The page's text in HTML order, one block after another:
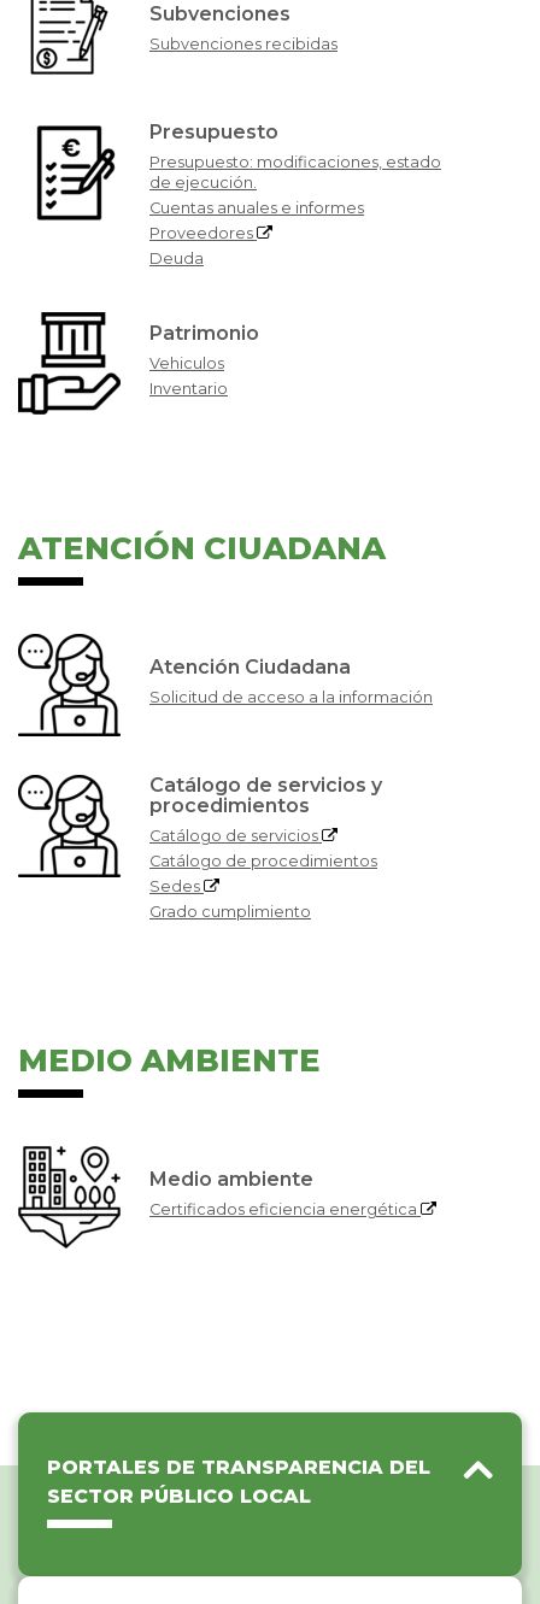
Subvenciones
Subvenciones recibidas
Presupuesto
Presupuesto: modificaciones, estado
de ejecución.
Cuentas anuales e informes
Proveedores
Deuda
Patrimonio
Vehiculos
Inventario
ATENCIÓN CIUADANA
Atención Ciudadana
Solicitud de acceso a la información
Catálogo de servicios y
procedimientos
Catálogo de servicios
Catálogo de procedimientos
Sedes
Grado cumplimiento
MEDIO AMBIENTE
Medio ambiente
Certificados eficiencia energética
PORTALES DE TRANSPARENCIA DEL
SECTOR PÚBLICO LOCAL